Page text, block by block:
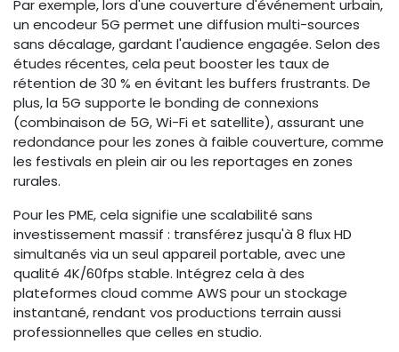
Par exemple, lors d'une couverture d'événement urbain,
un encodeur 5G permet une diffusion multi-sources
sans décalage, gardant l'audience engagée. Selon des
études récentes, cela peut booster les taux de
rétention de 30 % en évitant les buffers frustrants. De
plus, la 5G supporte le bonding de connexions
(combinaison de 5G, Wi-Fi et satellite), assurant une
redondance pour les zones à faible couverture, comme
les festivals en plein air ou les reportages en zones
rurales.
Pour les PME, cela signifie une scalabilité sans
investissement massif : transférez jusqu'à 8 flux HD
simultanés via un seul appareil portable, avec une
qualité 4K/60fps stable. Intégrez cela à des
plateformes cloud comme AWS pour un stockage
instantané, rendant vos productions terrain aussi
professionnelles que celles en studio.